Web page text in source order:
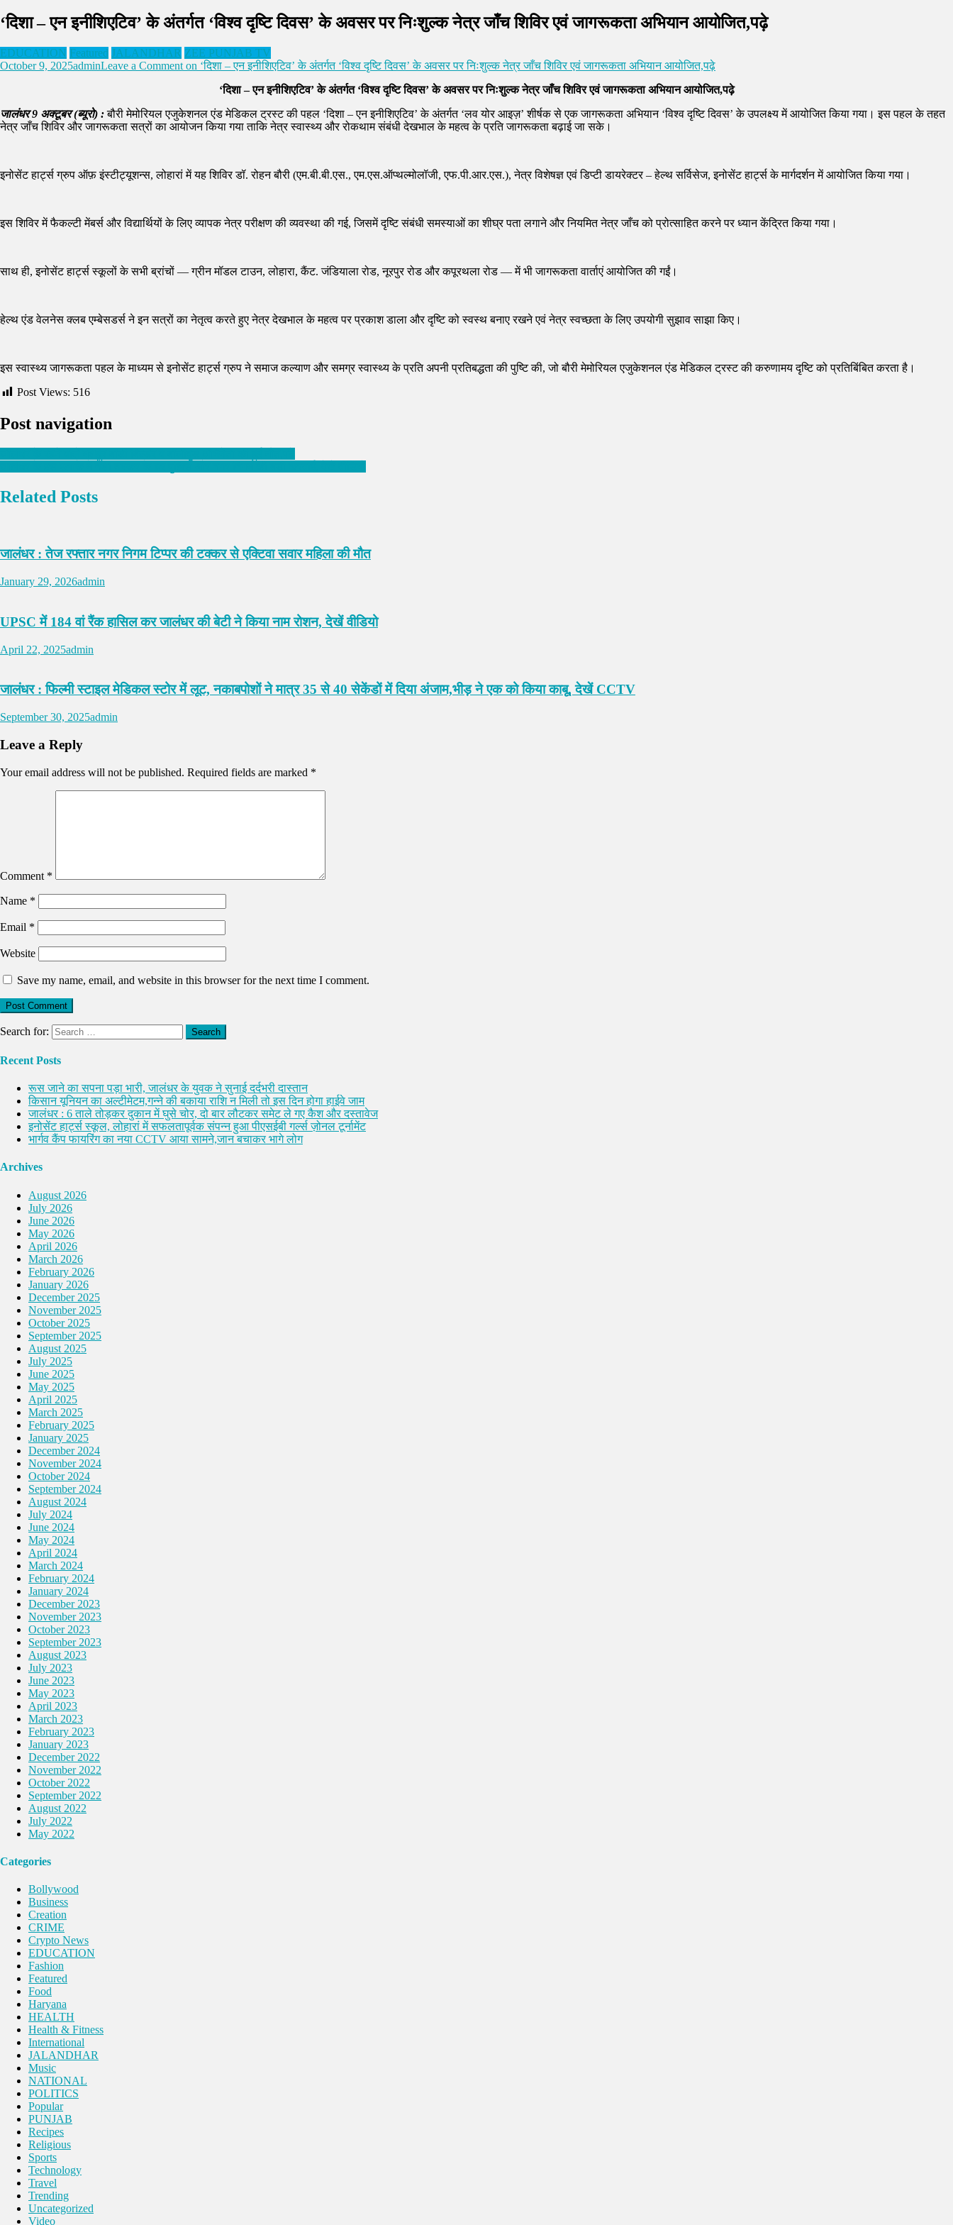
‘दिशा – एन इनीशिएटिव’ के अंतर्गत ‘विश्व दृष्टि दिवस’ के अवसर पर निःशुल्क नेत्र जाँच शिविर एवं जागरूकता अभियान आयोजित,पढ़े
EDUCATION Featured JALANDHAR ZEE PUNJAB TV
October 9, 2025adminLeave a Comment on ‘दिशा – एन इनीशिएटिव’ के अंतर्गत ‘विश्व दृष्टि दिवस’ के अवसर पर निःशुल्क नेत्र जाँच शिविर एवं जागरूकता अभियान आयोजित,पढ़े
‘दिशा – एन इनीशिएटिव’ के अंतर्गत ‘विश्व दृष्टि दिवस’ के अवसर पर निःशुल्क नेत्र जाँच शिविर एवं जागरूकता अभियान आयोजित,पढ़े
जालंधर 9 अक्टूबर (ब्यूरो) : बौरी मेमोरियल एजुकेशनल एंड मेडिकल ट्रस्ट की पहल ‘दिशा – एन इनीशिएटिव’ के अंतर्गत ‘लव योर आइज़’ शीर्षक से एक जागरूकता अभियान ‘विश्व दृष्टि दिवस’ के उपलक्ष्य में आयोजित किया गया। इस पहल के तहत
नेत्र जाँच शिविर और जागरूकता सत्रों का आयोजन किया गया ताकि नेत्र स्वास्थ्य और रोकथाम संबंधी देखभाल के महत्व के प्रति जागरूकता बढ़ाई जा सके।
इनोसेंट हार्ट्स ग्रुप ऑफ़ इंस्टीट्यूशन्स, लोहारां में यह शिविर डॉ. रोहन बौरी (एम.बी.बी.एस., एम.एस.ऑप्थल्मोलॉजी, एफ.पी.आर.एस.), नेत्र विशेषज्ञ एवं डिप्टी डायरेक्टर – हेल्थ सर्विसेज, इनोसेंट हार्ट्स के मार्गदर्शन में आयोजित किया गया।
इस शिविर में फैकल्टी मेंबर्स और विद्यार्थियों के लिए व्यापक नेत्र परीक्षण की व्यवस्था की गई, जिसमें दृष्टि संबंधी समस्याओं का शीघ्र पता लगाने और नियमित नेत्र जाँच को प्रोत्साहित करने पर ध्यान केंद्रित किया गया।
साथ ही, इनोसेंट हार्ट्स स्कूलों के सभी ब्रांचों — ग्रीन मॉडल टाउन, लोहारा, कैंट. जंडियाला रोड, नूरपुर रोड और कपूरथला रोड — में भी जागरूकता वार्ताएं आयोजित की गईं।
हेल्थ एंड वेलनेस क्लब एम्बेसडर्स ने इन सत्रों का नेतृत्व करते हुए नेत्र देखभाल के महत्व पर प्रकाश डाला और दृष्टि को स्वस्थ बनाए रखने एवं नेत्र स्वच्छता के लिए उपयोगी सुझाव साझा किए।
इस स्वास्थ्य जागरूकता पहल के माध्यम से इनोसेंट हार्ट्स ग्रुप ने समाज कल्याण और समग्र स्वास्थ्य के प्रति अपनी प्रतिबद्धता की पुष्टि की, जो बौरी मेमोरियल एजुकेशनल एंड मेडिकल ट्रस्ट की करुणामय दृष्टि को प्रतिबिंबित करता है।
Post Views: 516
Post navigation
Related Posts
जालंधर : तेज रफ्तार नगर निगम टिप्पर की टक्कर से एक्टिवा सवार महिला की मौत
January 29, 2026admin
UPSC में 184 वां रैंक हासिल कर जालंधर की बेटी ने किया नाम रोशन, देखें वीडियो
April 22, 2025admin
जालंधर : फिल्मी स्टाइल मेडिकल स्टोर में लूट, नकाबपोशों ने मात्र 35 से 40 सेकेंडों में दिया अंजाम,भीड़ ने एक को किया काबू, देखें CCTV
September 30, 2025admin
Leave a Reply
Your email address will not be published. Required fields are marked *
Comment *
Name *
Email *
Website
Save my name, email, and website in this browser for the next time I comment.
Search for:
Recent Posts
रूस जाने का सपना पड़ा भारी, जालंधर के युवक ने सुनाई दर्दभरी दास्तान
किसान यूनियन का अल्टीमेटम,गन्ने की बकाया राशि न मिली तो इस दिन होगा हाईवे जाम
जालंधर : 6 ताले तोड़कर दुकान में घुसे चोर, दो बार लौटकर समेट ले गए कैश और दस्तावेज
इनोसेंट हार्ट्स स्कूल, लोहारां में सफलतापूर्वक संपन्न हुआ पीएसईबी गर्ल्स ज़ोनल टूर्नामेंट
भार्गव कैंप फायरिंग का नया CCTV आया सामने,जान बचाकर भागे लोग
Archives
August 2026
July 2026
June 2026
May 2026
April 2026
March 2026
February 2026
January 2026
December 2025
November 2025
October 2025
September 2025
August 2025
July 2025
June 2025
May 2025
April 2025
March 2025
February 2025
January 2025
December 2024
November 2024
October 2024
September 2024
August 2024
July 2024
June 2024
May 2024
April 2024
March 2024
February 2024
January 2024
December 2023
November 2023
October 2023
September 2023
August 2023
July 2023
June 2023
May 2023
April 2023
March 2023
February 2023
January 2023
December 2022
November 2022
October 2022
September 2022
August 2022
July 2022
May 2022
Categories
Bollywood
Business
Creation
CRIME
Crypto News
EDUCATION
Fashion
Featured
Food
Haryana
HEALTH
Health & Fitness
International
JALANDHAR
Music
NATIONAL
POLITICS
Popular
PUNJAB
Recipes
Religious
Sports
Technology
Travel
Trending
Uncategorized
Video